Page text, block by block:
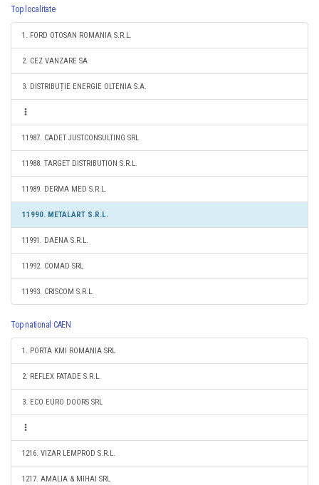
Top localitate
1. FORD OTOSAN ROMANIA S.R.L.
2. CEZ VANZARE SA
3. DISTRIBUȚIE ENERGIE OLTENIA S.A.
11987. CADET JUSTCONSULTING SRL
11988. TARGET DISTRIBUTION S.R.L.
11989. DERMA MED S.R.L.
11990. METALART S.R.L.
11991. DAENA S.R.L.
11992. COMAD SRL
11993. CRISCOM S.R.L.
Top national CAEN
1. PORTA KMI ROMANIA SRL
2. REFLEX FATADE S.R.L.
3. ECO EURO DOORS SRL
1216. VIZAR LEMPROD S.R.L.
1217. AMALIA & MIHAI SRL